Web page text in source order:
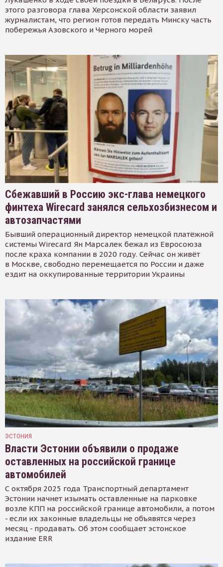
этого разговора глава Херсонской области заявил
журналистам, что регион готов передать Минску часть
побережья Азовского и Черного морей
Сбежавший в Россию экс-глава немецкого
финтеха Wirecard занялся сельхозбизнесом и
автозапчастями
Бывший операционный директор немецкой платёжной
системы Wirecard Ян Марсалек бежал из Евросоюза
после краха компании в 2020 году. Сейчас он живёт
в Москве, свободно перемещается по России и даже
ездит на оккупированные территории Украины
ЭСТОНИЯ
Власти Эстонии объявили о продаже
оставленных на российской границе
автомобилей
С октября 2025 года Транспортный департамент
Эстонии начнет изымать оставленные на парковке
возле КПП на российской границе автомобили, а потом
- если их законные владельцы не объявятся через
месяц - продавать. Об этом сообщает эстонское
издание ERR